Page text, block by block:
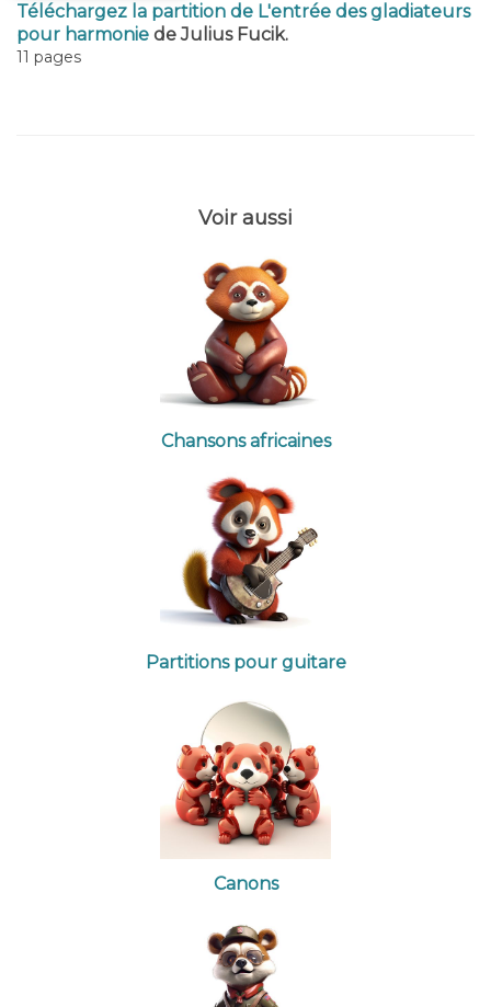
Téléchargez la partition de L'entrée des gladiateurs
pour harmonie de Julius Fucik.
11 pages
Voir aussi
Chansons africaines
Partitions pour guitare
Canons